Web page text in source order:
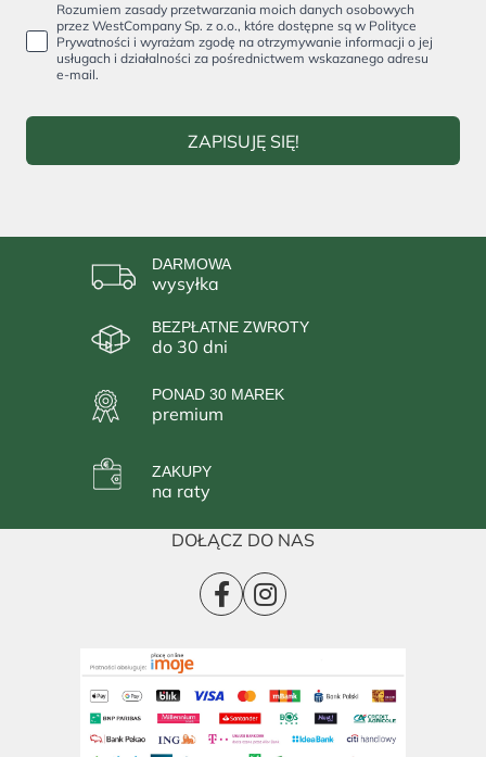
Rozumiem zasady przetwarzania moich danych osobowych
przez WestCompany Sp. z o.o., które dostępne są w Polityce
Prywatności i wyrażam zgodę na otrzymywanie informacji o jej
usługach i działalności za pośrednictwem wskazanego adresu
e-mail.
ZAPISUJĘ SIĘ!
DARMOWA
wysyłka
BEZPŁATNE ZWROTY
do 30 dni
PONAD 30 MAREK
premium
ZAKUPY
na raty
DOŁĄCZ DO NAS